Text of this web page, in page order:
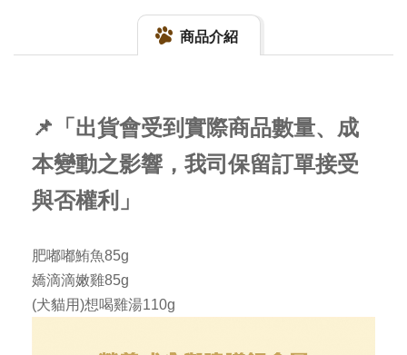
商品介紹
📌「出貨會受到實際商品數量、成
本變動之影響，我司保留訂單接受
與否權利」
肥嘟嘟鮪魚85g
嬌滴滴嫩雞85g
(犬貓用)想喝雞湯110g